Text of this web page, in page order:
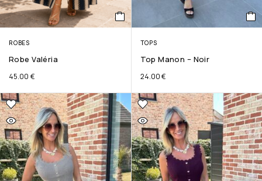
ROBES
Robe Valéria
45.00 €
TOPS
Top Manon – Noir
24.00€